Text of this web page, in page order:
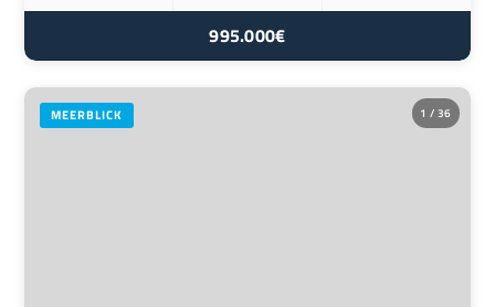
995.000€
1 / 36
MEERBLICK